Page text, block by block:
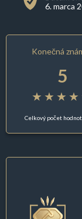
6. marca
Konečná
5
Celkový počet